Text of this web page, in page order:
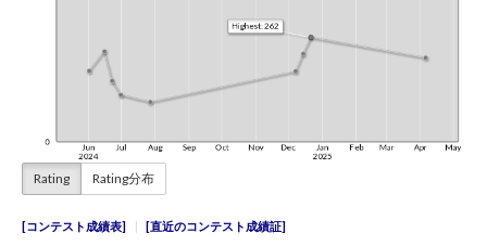
Rating Rating分布
コンテスト成績表 直近のコンテスト成績証